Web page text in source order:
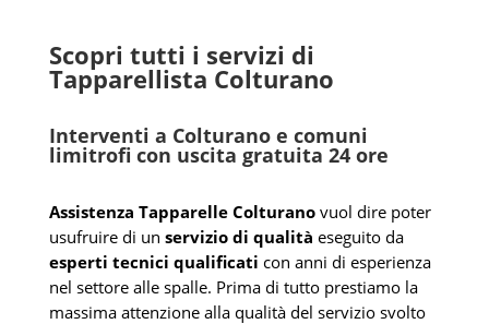
Scopri tutti i servizi di
Tapparellista Colturano
Interventi a Colturano e comuni
limitrofi con uscita gratuita 24 ore
Assistenza Tapparelle Colturanovuol dire poter
usufruire di un servizio di qualità eseguito da
esperti tecnici qualificati con anni di esperienza
nel settore alle spalle. Prima di tutto prestiamo la
massima attenzione alla qualità del servizio svolto